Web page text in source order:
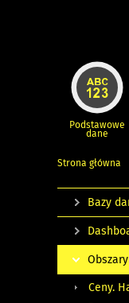
Podstawowe
dane
Strona główna
Bazy
Ceny.